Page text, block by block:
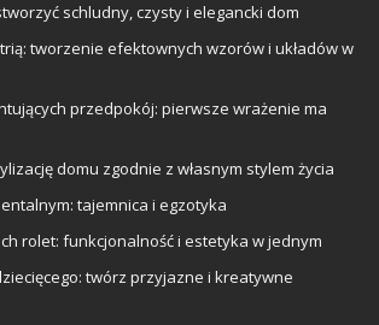
schludny, czysty i elegancki dom
tworzenie efektownych wzorów i układów w
przedpokój: pierwsze wrażenie ma
domu zgodnie z własnym stylem życia
tajemnica i egzotyka
rolet: funkcjonalność i estetyka w jednym
twórz przyjazne i kreatywne